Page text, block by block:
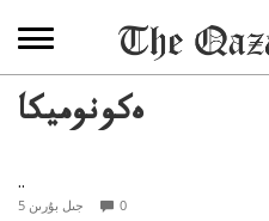
ەكونوميكا
..
5 جىل بۇرىن 0